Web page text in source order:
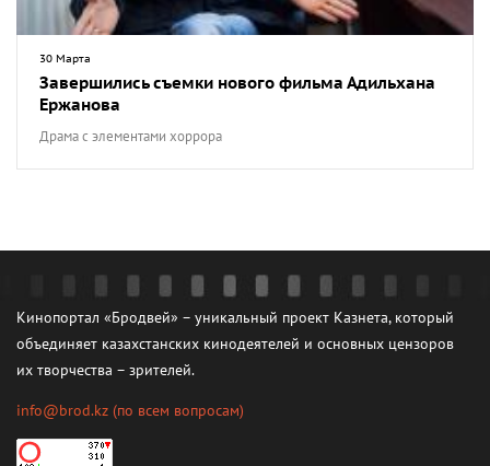
30 Марта
Завершились съемки нового фильма Адильхана
Ержанова
Драма с элементами хоррора
Кинопортал «Бродвей» – уникальный проект Казнета, который
объединяет казахстанских кинодеятелей и основных цензоров
их творчества – зрителей.
info@brod.kz (по всем вопросам)